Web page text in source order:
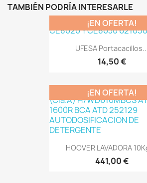
TAMBIÉN PODRÍA INTERESARLE
UFESA
14,50 €
¡EN OFERTA!
HOOVER LAVADORA
441,00 €
¡EN OFERTA!